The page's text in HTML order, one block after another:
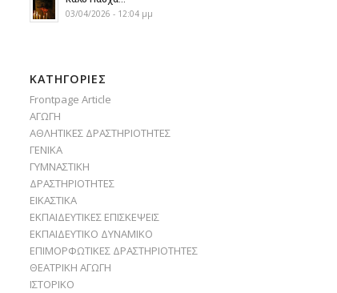
03/04/2026 - 12:04 μμ
KΑΤΗΓΟΡΊΕΣ
Frontpage Article
ΑΓΩΓΗ
ΑΘΛΗΤΙΚΕΣ ΔΡΑΣΤΗΡΙΟΤΗΤΕΣ
ΓΕΝΙΚΑ
ΓΥΜΝΑΣΤΙΚΗ
ΔΡΑΣΤΗΡΙΟΤΗΤΕΣ
ΕΙΚΑΣΤΙΚΑ
ΕΚΠΑΙΔΕΥΤΙΚΕΣ ΕΠΙΣΚΕΨΕΙΣ
ΕΚΠΑΙΔΕΥΤΙΚΟ ΔΥΝΑΜΙΚΟ
ΕΠΙΜΟΡΦΩΤΙΚΕΣ ΔΡΑΣΤΗΡΙΟΤΗΤΕΣ
ΘΕΑΤΡΙΚΗ ΑΓΩΓΗ
ΙΣΤΟΡΙΚΟ